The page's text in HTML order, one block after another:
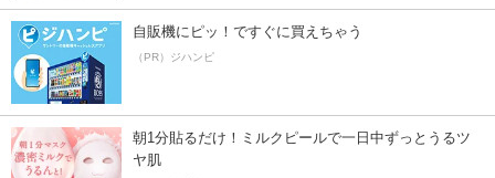
自販機にピッ！ですぐに買えちゃう
（PR）ジハンピ
朝1分貼るだけ！ミルクピールで一日中ずっとうるツ
ヤ肌